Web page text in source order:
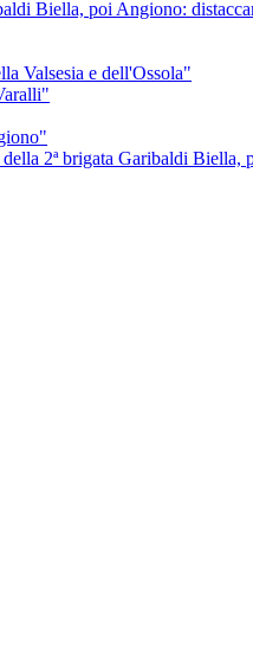
Biella, poi Angiono:
Valsesia e dell'Ossola"
2ª brigata Garibaldi Biella,